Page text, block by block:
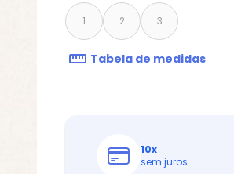
1 2 3
Tabela de medidas
10x
sem juros